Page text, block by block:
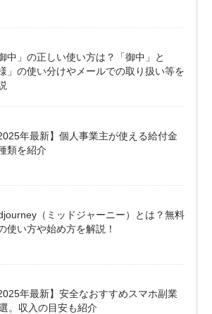
御中」の正しい使い方は？「御中」と
様」の使い分けやメールでの取り扱い等を
2025年最新】個人事業主が使える給付金
類を紹介
（ミッドジャーニー）とは？無料
使い方や始め方を解説！
2025年最新】安全なおすすめスマホ副業
。収入の目安も紹介